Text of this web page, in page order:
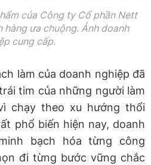
của Công ty Cổ phần Nett
hàng ưa chuộng. Ảnh doanh
cung cấp.
làm của doanh nghiệp đã
tim của những người làm
chạy theo xu hướng thổi
phổ biến hiện nay, doanh
bạch hóa từng công
đi từng bước vững chắc